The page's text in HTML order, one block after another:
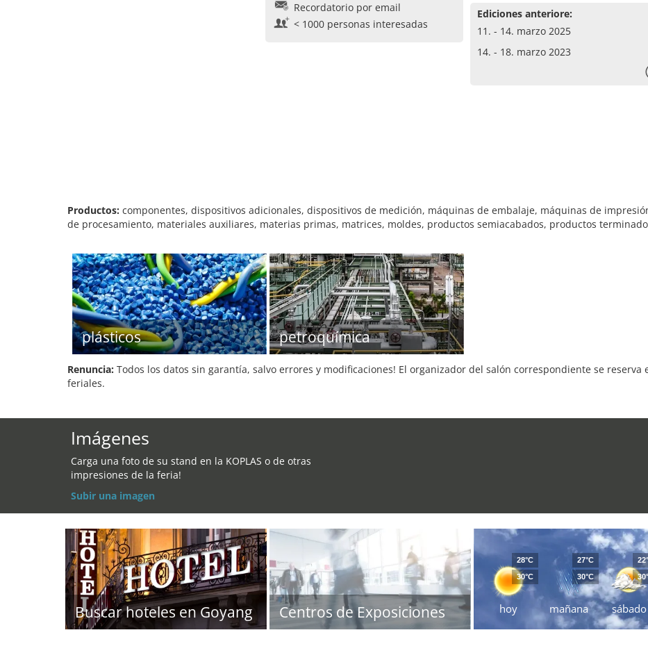
Recordatorio por email
< 1000 personas interesadas
Ediciones anteriore:
11. - 14. marzo 2025
14. - 18. marzo 2023
Productos: componentes, dispositivos adicionales, dispositivos de medición, máquinas de embalaje, máquinas de
de procesamiento, materiales auxiliares, materias primas, matrices, moldes, productos semiacabados, productos
plásticos petroquímica
Renuncia: Todos los datos sin garantía, salvo errores y modificaciones! El organizador del salón correspondiente se
feriales.
Imágenes
Carga una foto de su stand en la KOPLAS o de otras
impresiones de la feria!
Subir una imagen
Buscar hoteles en Goyang Centros de Exposiciones hoy
28°C
30°C
mañana
27°C
30°C
sábado